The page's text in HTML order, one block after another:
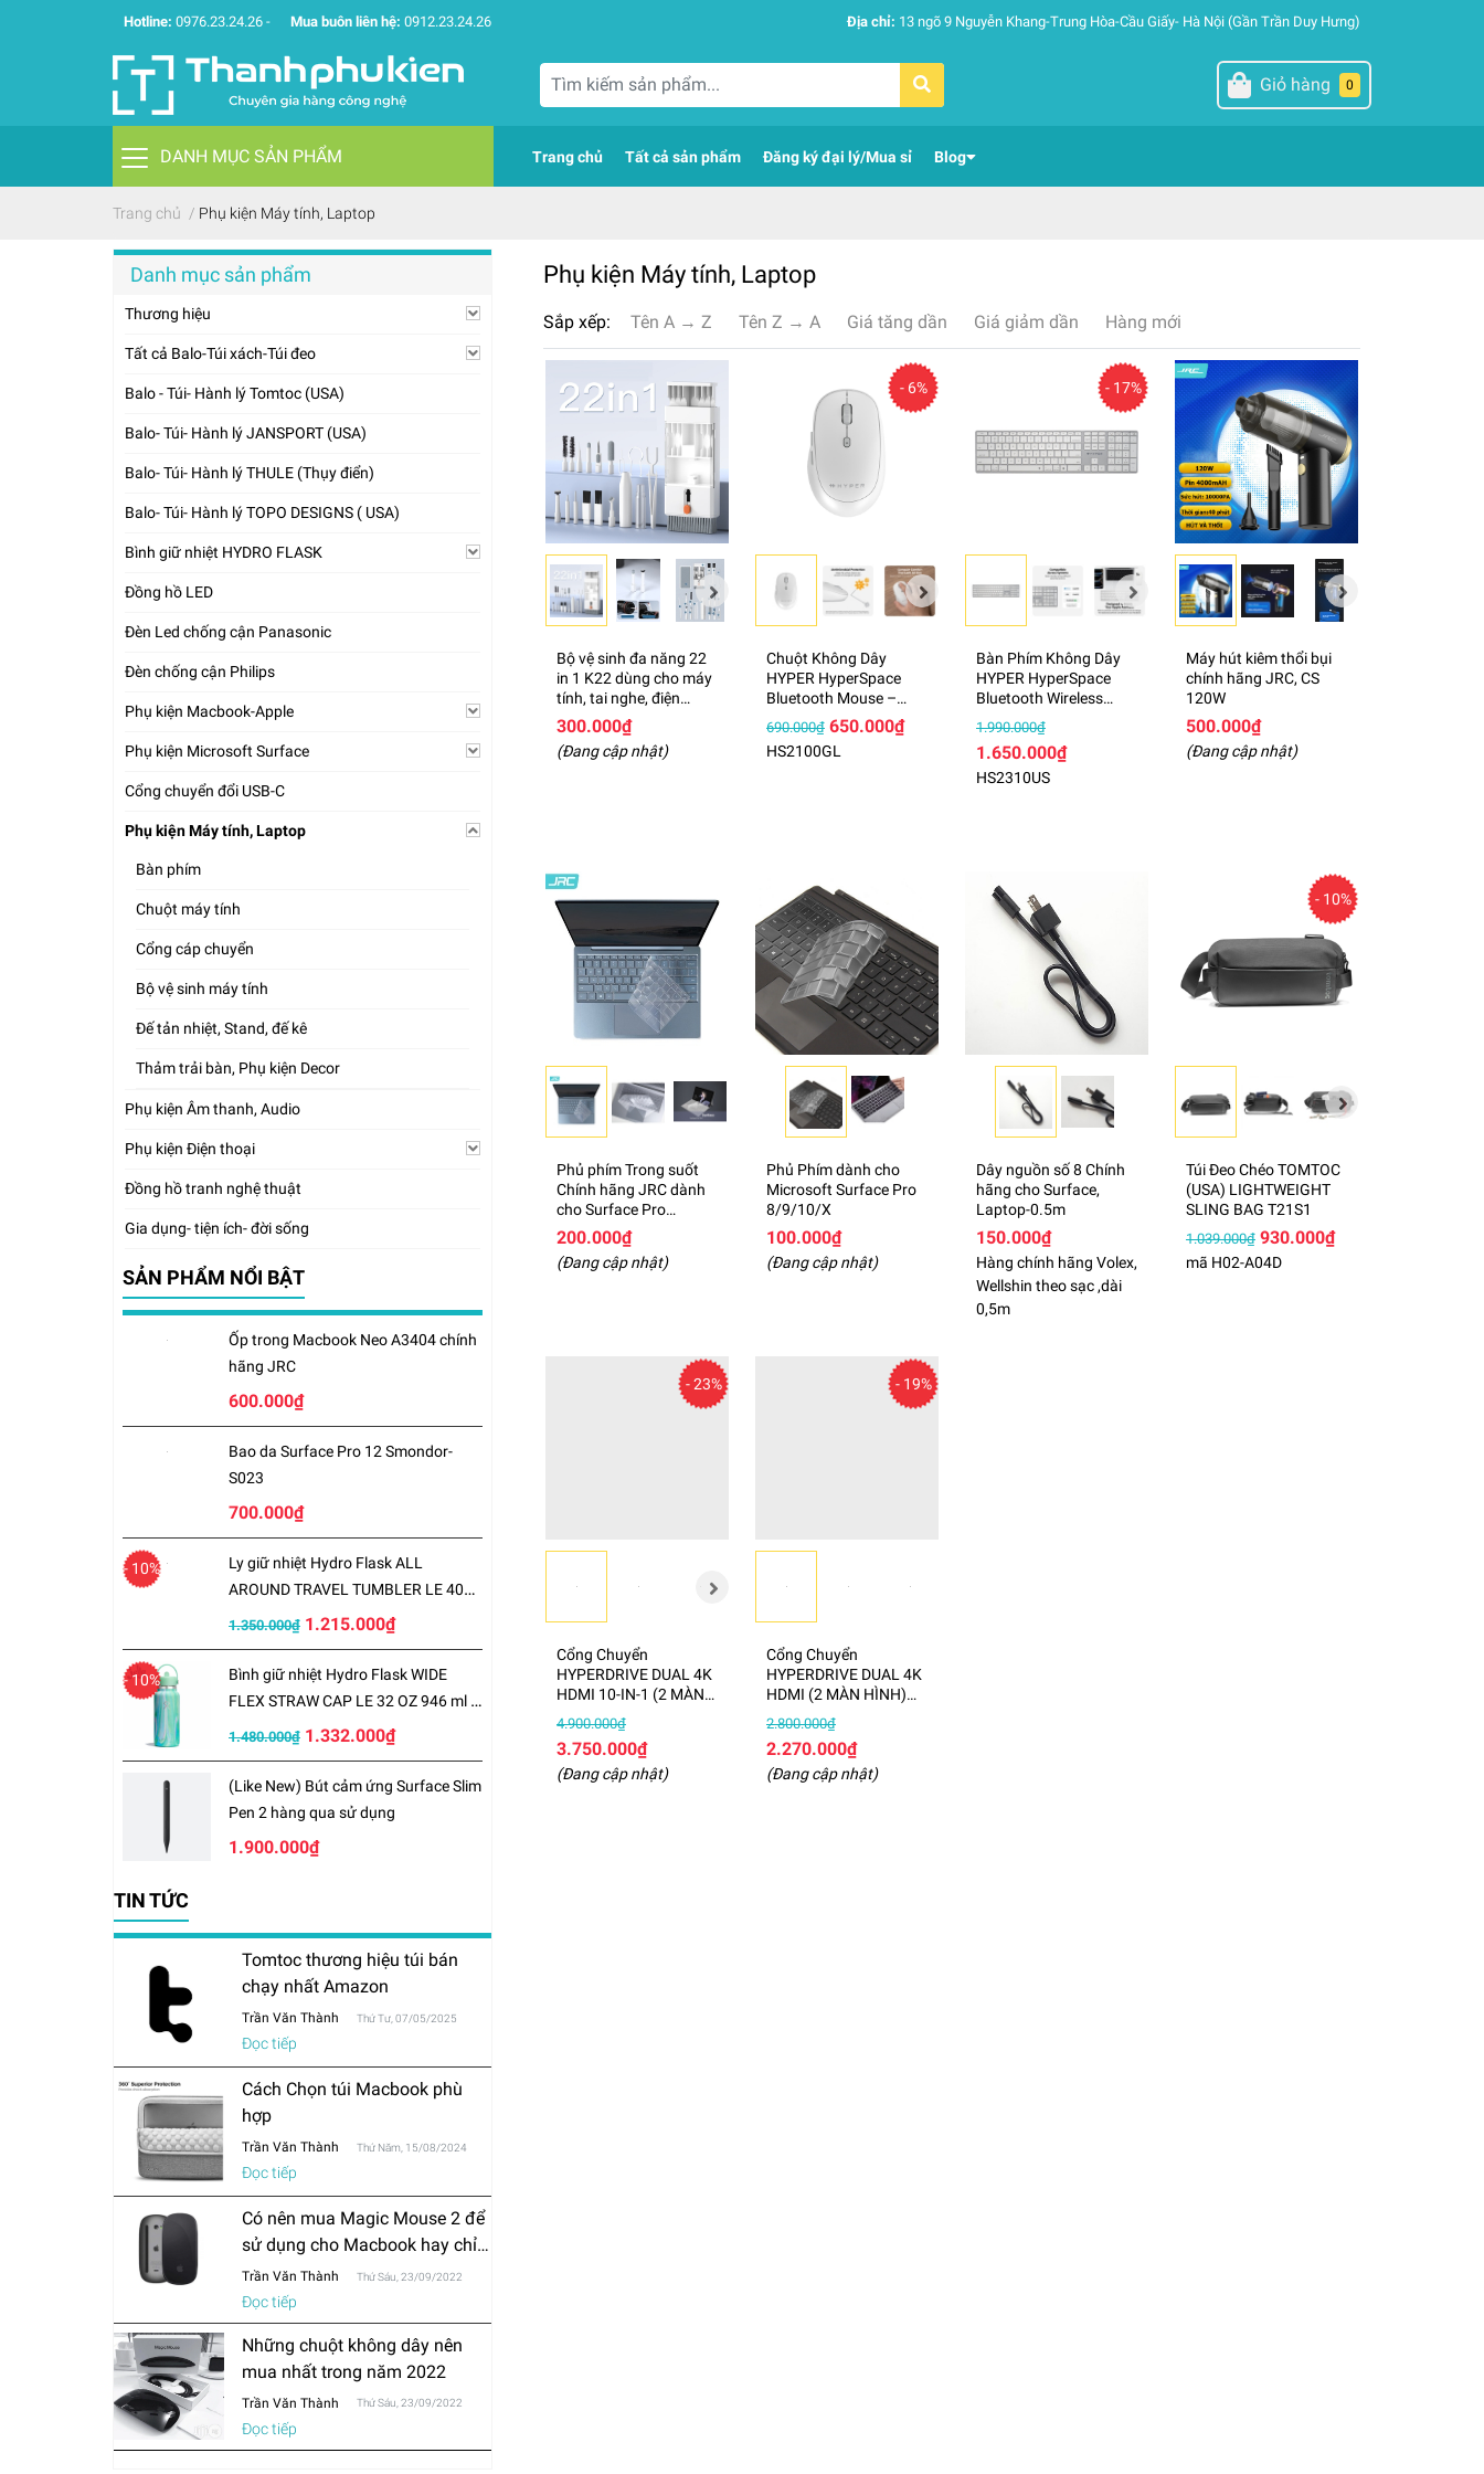
Hotline: 0976.23.24.26 - Mua buôn liên hệ: 0912.23.24.26 Địa chỉ: 13 ngõ 9 Nguyễn Khang-Trung Hòa-Cầu Giấy- Hà Nội (Gần Trần Duy Hưng)
Giỏ hàng 0
DANH MỤC SẢN PHẨM Trang chủ Tất cả sản phẩm Đăng ký đại lý/Mua sỉ Blog
Trang chủ / Phụ kiện Máy tính, Laptop
Phụ kiện Máy tính, Laptop
Sắp xếp: Tên A → Z Tên Z → A Giá tăng dần Giá giảm dần Hàng mới
Bộ vệ sinh đa năng 22
in 1 K22 dùng cho máy
tính, tai nghe, điện
thoại
300.000₫
(Đang cập nhật)
- 6%
Chuột Không Dây
HYPER HyperSpace
Bluetooth Mouse –
HS2100GL
690.000₫ 650.000₫
HS2100GL
- 17%
Bàn Phím Không Dây
HYPER HyperSpace
Bluetooth Wireless
Keyboard – HS2310US
1.990.000₫
1.650.000₫
HS2310US
Máy hút kiêm thổi bụi
chính hãng JRC, CS
120W
500.000₫
(Đang cập nhật)
Phủ phím Trong suốt
Chính hãng JRC dành
cho Surface Pro
X/8/9/10
200.000₫
(Đang cập nhật)
Phủ Phím dành cho
Microsoft Surface Pro
8/9/10/X
100.000₫
(Đang cập nhật)
Dây nguồn số 8 Chính
hãng cho Surface,
Laptop-0.5m
150.000₫
Hàng chính hãng Volex,
Wellshin theo sạc ,dài
0,5m
- 10%
Túi Đeo Chéo TOMTOC
(USA) LIGHTWEIGHT
SLING BAG T21S1
1.039.000₫ 930.000₫
mã H02-A04D
- 23%
Cổng Chuyển
HYPERDRIVE DUAL 4K
HDMI 10-IN-1 (2 MÀN
HÌNH) USB-C HUB FOR
MACBOOK M1 HDM1H
4.900.000₫
3.750.000₫
(Đang cập nhật)
- 19%
Cổng Chuyển
HYPERDRIVE DUAL 4K
HDMI (2 MÀN HÌNH)
USB-C HUB FOR
MACBOOK M1 HDM1
2.800.000₫
2.270.000₫
(Đang cập nhật)
Danh mục sản phẩm
Thương hiệu
Tất cả Balo-Túi xách-Túi đeo
Balo - Túi- Hành lý Tomtoc (USA)
Balo- Túi- Hành lý JANSPORT (USA)
Balo- Túi- Hành lý THULE (Thụy điển)
Balo- Túi- Hành lý TOPO DESIGNS ( USA)
Bình giữ nhiệt HYDRO FLASK
Đồng hồ LED
Đèn Led chống cận Panasonic
Đèn chống cận Philips
Phụ kiện Macbook-Apple
Phụ kiện Microsoft Surface
Cổng chuyển đổi USB-C
Phụ kiện Máy tính, Laptop
Bàn phím
Chuột máy tính
Cổng cáp chuyển
Bộ vệ sinh máy tính
Đế tản nhiệt, Stand, đế kê
Thảm trải bàn, Phụ kiện Decor
Phụ kiện Âm thanh, Audio
Phụ kiện Điện thoại
Đồng hồ tranh nghệ thuật
Gia dụng- tiện ích- đời sống
SẢN PHẨM NỔI BẬT
Ốp trong Macbook Neo A3404 chính
hãng JRC
600.000₫
Bao da Surface Pro 12 Smondor-
S023
700.000₫
Ly giữ nhiệt Hydro Flask ALL
AROUND TRAVEL TUMBLER LE 40
OZ 1183 ml – LE-S25TT40
1.350.000₫ 1.215.000₫
- 10%
Bình giữ nhiệt Hydro Flask WIDE
FLEX STRAW CAP LE 32 OZ 946 ml –
LE-S25W32
1.480.000₫ 1.332.000₫
- 10%
(Like New) Bút cảm ứng Surface Slim
Pen 2 hàng qua sử dụng
1.900.000₫
TIN TỨC
Tomtoc thương hiệu túi bán
chạy nhất Amazon
Trần Văn Thành Thứ Tư, 07/05/2025
Đọc tiếp
Cách Chọn túi Macbook phù
hợp
Trần Văn Thành Thứ Năm, 15/08/2024
Đọc tiếp
Có nên mua Magic Mouse 2 để
sử dụng cho Macbook hay chỉ
mua chuột thông thường?
Trần Văn Thành Thứ Sáu, 23/09/2022
Đọc tiếp
Những chuột không dây nên
mua nhất trong năm 2022
Trần Văn Thành Thứ Sáu, 23/09/2022
Đọc tiếp